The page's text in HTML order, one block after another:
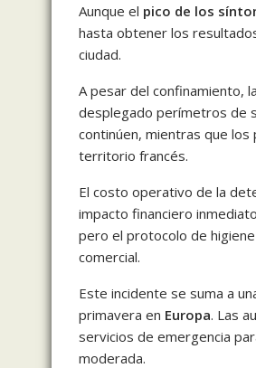
Aunque el pico de los
hasta obtener los
ciudad.
A pesar del confinamiento,
desplegado perímetros de
continúen, mientras que
territorio francés.
El costo operativo de la
impacto financiero
pero el protocolo de
comercial.
Este incidente se suma a
primavera en Europa. Las
servicios de emergencia
moderada.